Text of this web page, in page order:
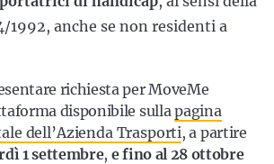
1992, anche se non residenti a
richiesta per MoveMe
disponibile sullapagina
dell’Azienda Trasporti, a partire
1 settembre, e fino al 28 ottobre